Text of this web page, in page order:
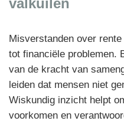
Misverstanden over
tot financiële problemen.
van de kracht van
leiden dat mensen niet
Wiskundig inzicht helpt
voorkomen en